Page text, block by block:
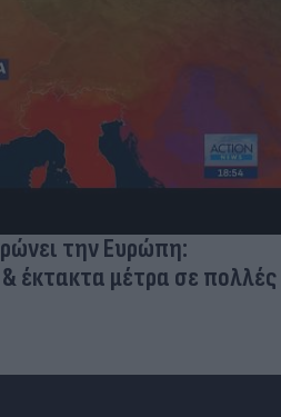
την Ευρώπη:
έκτακτα μέτρα σε πολλές